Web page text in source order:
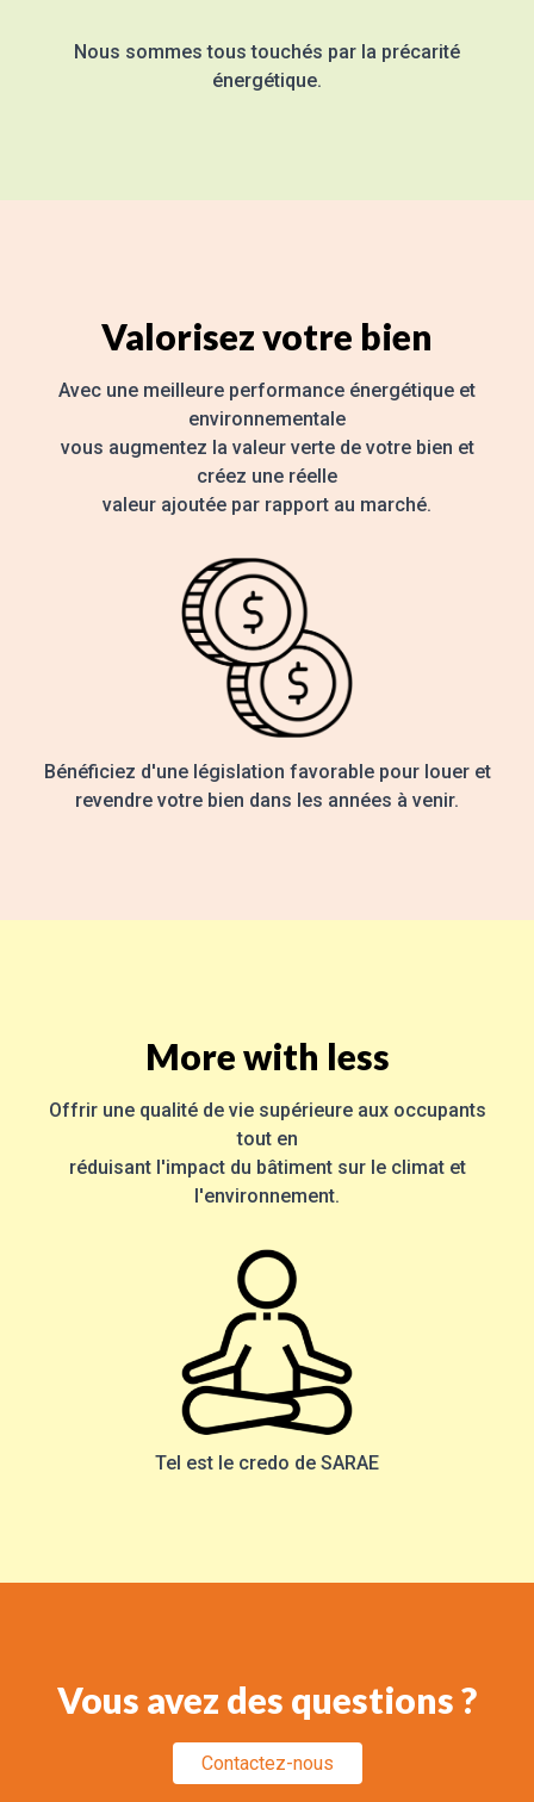
Nous sommes tous touchés par la précarité
énergétique.
Valorisez votre bien
Avec une meilleure performance énergétique et
environnementale
vous augmentez la valeur verte de votre bien et
créez une réelle
valeur ajoutée par rapport au marché.
Bénéficiez d'une législation favorable pour louer et
revendre votre bien dans les années à venir.
More with less
Offrir une qualité de vie supérieure aux occupants
tout en
réduisant l'impact du bâtiment sur le climat et
l'environnement.
Tel est le credo de SARAE
Vous avez des questions ?
Contactez-nous